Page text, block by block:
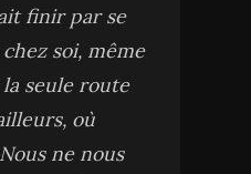
finir par se
soi, même
seule route
où
ne nous